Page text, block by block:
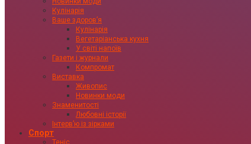
Кулінарія
Ваше здоровʼя
Кулінарія
Вегетаріанська кухня
У світі напоїв
Газети і журнали
Компромат
Виставка
Живопис
Новинки моди
Знаменитості
Любовні історії
Інтервʼю із зірками
Спорт
Теніс